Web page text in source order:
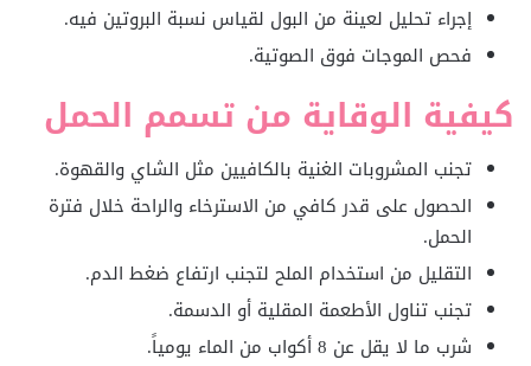
إجراء تحليل لعينة من البول لقياس نسبة البروتين فيه.
فحص الموجات فوق الصوتية.
كيفية الوقاية من تسمم الحمل
تجنب المشروبات الغنية بالكافيين مثل الشاي والقهوة.
الحصول على قدر كافي من الاسترخاء والراحة خلال فترة
الحمل.
التقليل من استخدام الملح لتجنب ارتفاع ضغط الدم.
تجنب تناول الأطعمة المقلية أو الدسمة.
شرب ما لا يقل عن 8 أكواب من الماء يومياً.